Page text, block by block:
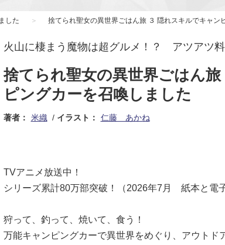
した 捨てられ聖女の異世界ごはん旅 ３ 隠れスキルでキャン
火山に棲まう魔物は超グルメ！？ アツアツ料
捨てられ聖女の異世界ごはん
ピングカーを召喚しました
著者： 米織 イラスト： 仁藤 あかね
TVアニメ放送中！
シリーズ累計80万部突破！（2026年7月 紙本と電
狩って、釣って、焼いて、食う！
万能キャンピングカーで異世界をめぐり、アウトド